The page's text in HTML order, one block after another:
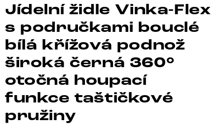
Jídelní židle Vinka-Flex
s područkami bouclé
bílá křížová podnož
široká černá 360°
otočná houpací
funkce taštičkové
pružiny